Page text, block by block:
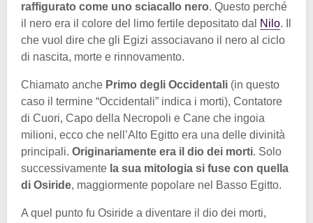
raffigurato come uno sciacallo nero. Questo perché
il nero era il colore del limo fertile depositato dal
Nilo. Il
che vuol dire che gli Egizi associavano il nero al ciclo
di nascita, morte e rinnovamento.
Chiamato anche Primo degli Occidentali (in questo
caso il termine “Occidentali” indica i morti), Contatore
di Cuori, Capo della Necropoli e Cane che ingoia
milioni, ecco che nell’Alto Egitto era una delle divinità
principali. Originariamente era il dio dei morti. Solo
successivamente la sua mitologia si fuse con quella
di Osiride, maggiormente popolare nel Basso Egitto.
A quel punto fu Osiride a diventare il dio dei morti,